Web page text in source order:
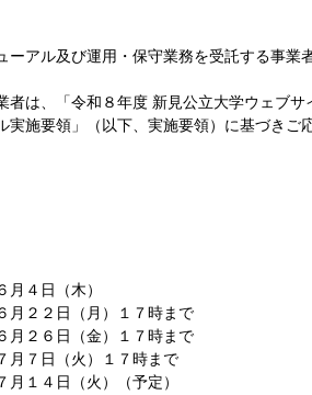
ーアル及び運用・保守業務を受託する事業
者は、「令和８年度 新見公立大学ウェブ
施要領」（以下、実施要領）に基づきご
日（木）
２日（月）１７時まで
２６日（金）１７時まで
７日（火）１７時まで
１４日（火）（予定）